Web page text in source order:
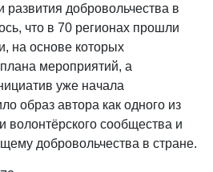
развития добровольчества в
что в 70 регионах прошли
на основе которых
мероприятий, а
уже начала
образ автора как одного из
волонтёрского сообщества и
добровольчества в стране.